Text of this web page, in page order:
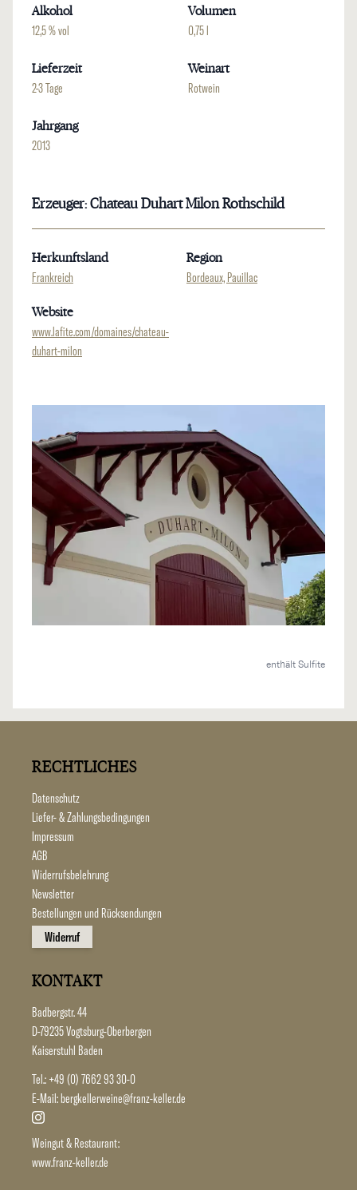
Alkohol
12,5 % vol
Volumen
0,75 l
Lieferzeit
2-3 Tage
Weinart
Rotwein
Jahrgang
2013
Erzeuger: Chateau Duhart Milon Rothschild
Herkunftsland
Frankreich
Region
Bordeaux, Pauillac
Website
www.lafite.com/domaines/chateau-
duhart-milon
enthält Sulfite
RECHTLICHES
Datenschutz
Liefer- & Zahlungsbedingungen
Impressum
AGB
Widerrufsbelehrung
Newsletter
Bestellungen und Rücksendungen
Widerruf
KONTAKT
Badbergstr. 44
D-79235 Vogtsburg-Oberbergen
Kaiserstuhl Baden
Tel.: +49 (0) 7662 93 30-0
E-Mail:bergkellerweine@franz-keller.de
Weingut & Restaurant:
www.franz-keller.de